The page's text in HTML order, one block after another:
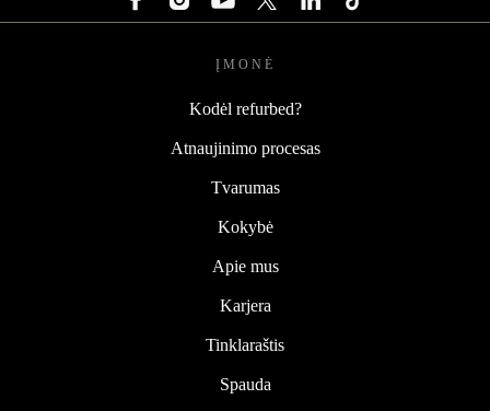
ĮMONĖ
Kodėl refurbed?
Atnaujinimo procesas
Tvarumas
Kokybė
Apie mus
Karjera
Tinklaraštis
Spauda